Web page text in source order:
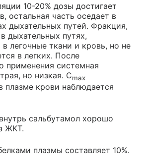
10-20% дозы достигает
остальная часть оседает в
дыхательных путей. Фракция,
дыхательных путях,
легочные ткани и кровь, но не
в легких. После
применения системная
но низкая. Cmax
плазме крови наблюдается
сальбутамол хорошо
ЖКТ.
плазмы составляет 10%.